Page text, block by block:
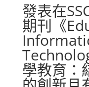
發表在
期刊《
學教育：